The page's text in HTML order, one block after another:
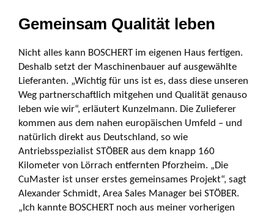
Gemeinsam Qualität leben
Nicht alles kann BOSCHERT im eigenen Haus fertigen.
Deshalb setzt der Maschinenbauer auf ausgewählte
Lieferanten. „Wichtig für uns ist es, dass diese unseren
Weg partnerschaftlich mitgehen und Qualität genauso
leben wie wir“, erläutert Kunzelmann. Die Zulieferer
kommen aus dem nahen europäischen Umfeld – und
natürlich direkt aus Deutschland, so wie
Antriebsspezialist STÖBER aus dem knapp 160
Kilometer von Lörrach entfernten Pforzheim. „Die
CuMaster ist unser erstes gemeinsames Projekt“, sagt
Alexander Schmidt, Area Sales Manager bei STÖBER.
„Ich kannte BOSCHERT noch aus meiner vorherigen